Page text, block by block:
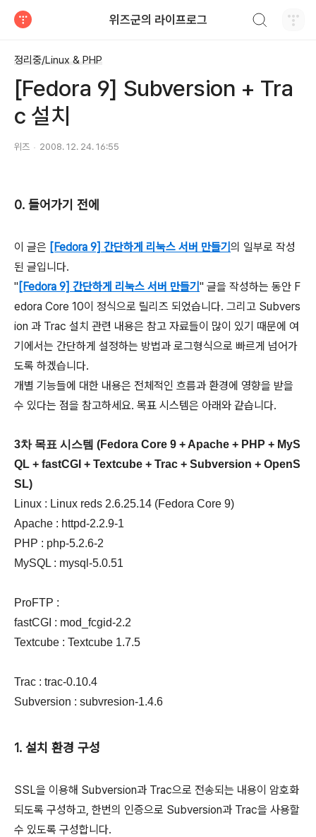
위즈군의 라이프로그
정리중/Linux & PHP
[Fedora 9] Subversion + Tra
c 설치
위즈 2008. 12. 24. 16:55
0. 들어가기 전에
이 글은 [Fedora 9] 간단하게 리눅스 서버 만들기 의 일부로 작성
된 글입니다.
" [Fedora 9] 간단하게 리눅스 서버 만들기 " 글을 작성하는 동안 F
edora Core 10이 정식으로 릴리즈 되었습니다. 그리고 Subvers
ion 과 Trac 설치 관련 내용은 참고 자료들이 많이 있기 때문에 여
기에서는 간단하게 설정하는 방법과 로그형식으로 빠르게 넘어가
도록 하겠습니다.
개별 기능들에 대한 내용은 전체적인 흐름과 환경에 영향을 받을
수 있다는 점을 참고하세요. 목표 시스템은 아래와 같습니다.
3차 목표 시스템 (Fedora Core 9 + Apache + PHP + MyS
QL + fastCGI + Textcube + Trac + Subversion + OpenS
SL)
Linux : Linux reds 2.6.25.14 (Fedora Core 9)
Apache : httpd-2.2.9-1
PHP : php-5.2.6-2
MySQL : mysql-5.0.51
ProFTP :
fastCGI : mod_fcgid-2.2
Textcube : Textcube 1.7.5
Trac : trac-0.10.4
Subversion : subvresion-1.4.6
1. 설치 환경 구성
SSL을 이용해 Subversion과 Trac으로 전송되는 내용이 암호화
되도록 구성하고, 한번의 인증으로 Subversion과 Trac을 사용할
수 있도록 구성합니다.